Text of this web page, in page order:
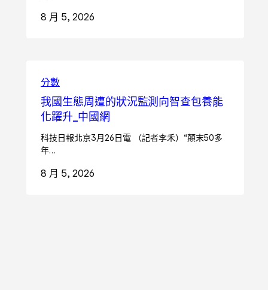
8 月 5, 2026
分數
我國生態周遭的狀況監測向智查包養能
化躍升_中國網
科技日報北京3月26日電 （記者李禾）“顛末50多
年…
8 月 5, 2026